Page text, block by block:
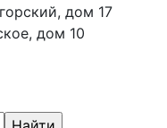
дом 17
дом 10